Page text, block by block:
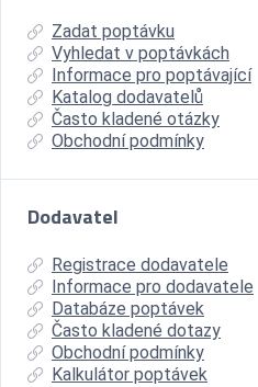
Zadat poptávku
Vyhledat v poptávkách
Informace pro poptávající
Katalog dodavatelů
Často kladené otázky
Obchodní podmínky
Dodavatel
Registrace dodavatele
Informace pro dodavatele
Databáze poptávek
Často kladené dotazy
Obchodní podmínky
Kalkulátor poptávek